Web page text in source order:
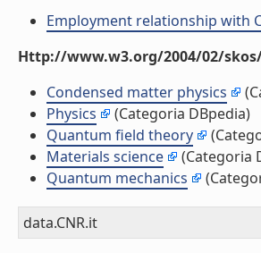
Employment relationship with
Http://www.w3.org/2004/02/
Condensed matter physics
Physics
(Categoria DBpedia)
Quantum field theory
Materials science
(Categoria
Quantum mechanics
data.CNR.it